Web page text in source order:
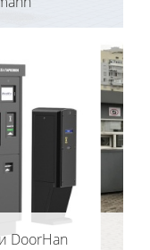
DoorHan